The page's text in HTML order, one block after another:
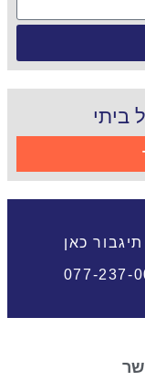
ביתי
כאן